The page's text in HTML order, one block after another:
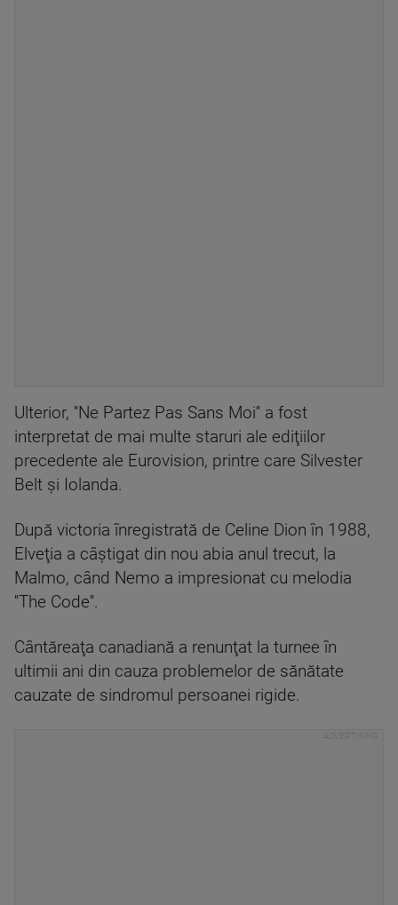
Ulterior, ''Ne Partez Pas Sans Moi'' a fost
interpretat de mai multe staruri ale ediţiilor
precedente ale Eurovision, printre care Silvester
Belt şi Iolanda.
După victoria înregistrată de Celine Dion în 1988,
Elveţia a câştigat din nou abia anul trecut, la
Malmo, când Nemo a impresionat cu melodia
''The Code''.
Cântăreaţa canadiană a renunţat la turnee în
ultimii ani din cauza problemelor de sănătate
cauzate de sindromul persoanei rigide.